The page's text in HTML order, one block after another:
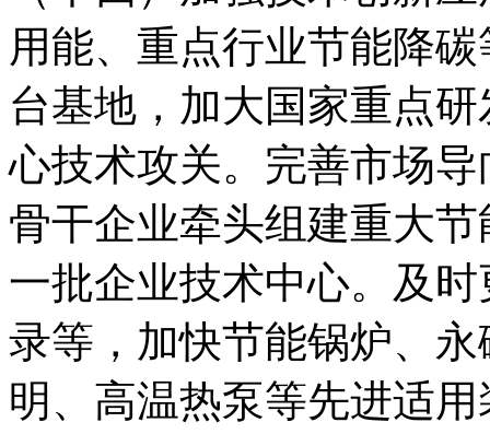
用能、重点行业节能降
台基地，加大国家重点
心技术攻关。完善市场
骨干企业牵头组建重大
一批企业技术中心。及
录等，加快节能锅炉、
明、高温热泵等先进适